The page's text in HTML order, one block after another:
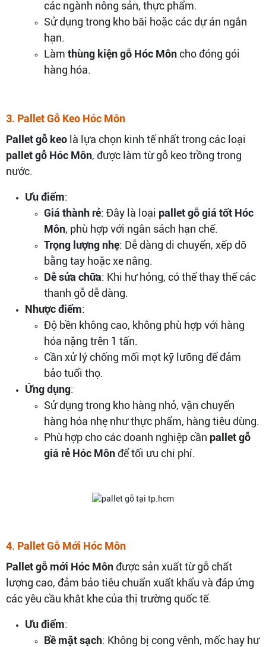
các ngành nông sản, thực phẩm.
Sử dụng trong kho bãi hoặc các dự án ngắn
hạn.
Làm thùng kiện gỗ Hóc Môncho đóng gói
hàng hóa.
3. Pallet Gỗ Keo Hóc Môn
Pallet gỗ keo là lựa chọn kinh tế nhất trong các loại
pallet gỗ Hóc Môn, được làm từ gỗ keo trồng trong
nước.
Ưu điểm:
Giá thành rẻ: Đây là loại pallet gỗ giá tốt Hóc
Môn, phù hợp với ngân sách hạn chế.
Trọng lượng nhẹ: Dễ dàng di chuyển, xếp dỡ
bằng tay hoặc xe nâng.
Dễ sửa chữa: Khi hư hỏng, có thể thay thế các
thanh gỗ dễ dàng.
Nhược điểm:
Độ bền không cao, không phù hợp với hàng
hóa nặng trên 1 tấn.
Cần xử lý chống mối mọt kỹ lưỡng để đảm
bảo tuổi thọ.
Ứng dụng:
Sử dụng trong kho hàng nhỏ, vận chuyển
hàng hóa nhẹ như thực phẩm, hàng tiêu dùng.
Phù hợp cho các doanh nghiệp cần pallet gỗ
giá rẻ Hóc Mônđể tối ưu chi phí.
4. Pallet Gỗ Mới Hóc Môn
Pallet gỗ mới Hóc Mônđược sản xuất từ gỗ chất
lượng cao, đảm bảo tiêu chuẩn xuất khẩu và đáp ứng
các yêu cầu khắt khe của thị trường quốc tế.
Ưu điểm:
Bề mặt sạch: Không bị cong vênh, mốc hay hư